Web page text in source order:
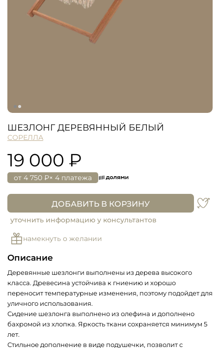
ШЕЗЛОНГ ДЕРЕВЯННЫЙ БЕЛЫЙ
СОРЕЛЛА
19 000 ₽
от 4 750 ₽× 4 платежа
ДОБАВИТЬ В КОРЗИНУ
уточнить информацию у консультантов
намекнуть о желании
Описание
Деревянные шезлонги выполнены из дерева высокого
класса. Древесина устойчива к гниению и хорошо
переносит температурные изменения, поэтому подойдет для
уличного использования.
Сидение шезлонга выполнено из олефина и дополнено
бахромой из хлопка. Яркость ткани сохраняется минимум 5
лет.
Стильное дополнение в виде подушечки, позволит с